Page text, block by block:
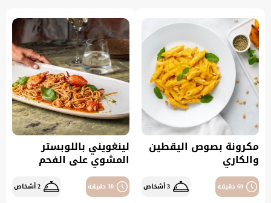
مكرونة بصوص اليقطين
والكاري
60 دقيقة 3 أشخاص
لينغويني باللوبستر
المشوي على الفحم
30 دقيقة 2 أشخاص